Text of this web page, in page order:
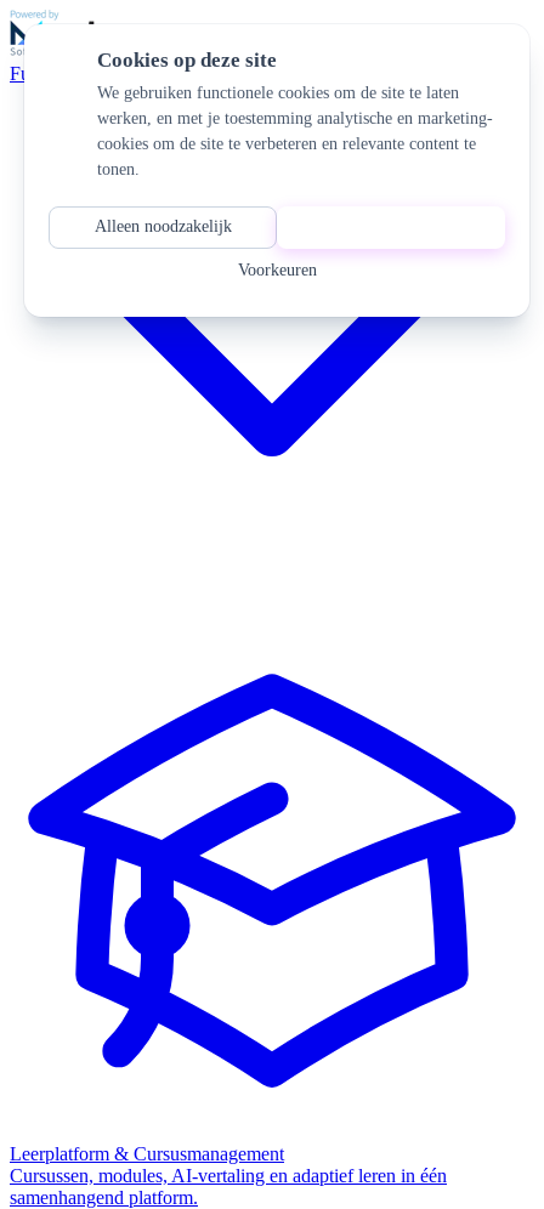
Cookies op deze site
We gebruiken functionele cookies om de site te laten
werken, en met je toestemming analytische en marketing-
cookies om de site te verbeteren en relevante content te
tonen.
Voorkeuren
Alleen noodzakelijk
Functionaliteiten
Leerplatform & Cursusmanagement
Cursussen, modules, AI-vertaling en adaptief leren in één
samenhangend platform.